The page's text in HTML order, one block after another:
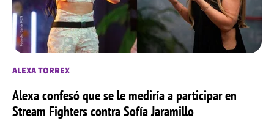
ALEXA TORREX
Alexa confesó que se le mediría a participar en
Stream Fighters contra Sofía Jaramillo